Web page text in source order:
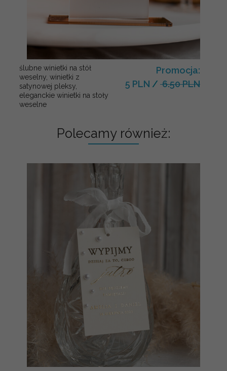
ślubne winietki na stół
weselny, winietki z
satynowej pleksy,
eleganckie winietki na stoły
weselne
Promocja:
5 PLN / 6.50 PLN
Polecamy również: